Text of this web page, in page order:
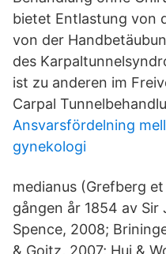
bietet Entlastung von
von der
des
ist zu anderen im
Carpal
Ansvarsfördelning
gynekologi
medianus (Grefberg
gången år 1854 av Sir
Spence, 2008;
& Goitz, 2007; Hui &